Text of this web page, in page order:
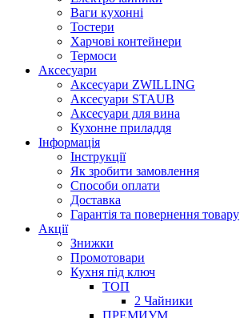
Ваги кухонні
Тостери
Харчові контейнери
Термоси
Аксесуари
Аксесуари ZWILLING
Аксесуари STAUB
Аксесуари для вина
Кухонне приладдя
Інформація
Інструкції
Як зробити замовлення
Способи оплати
Доставка
Гарантія та повернення товару
Акції
Знижки
Промотовари
Кухня під ключ
ТОП
2 Чайники
ПРЕМИУМ